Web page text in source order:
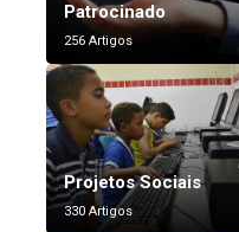
Patrocinado
256 Artigos
Projetos Sociais
330 Artigos